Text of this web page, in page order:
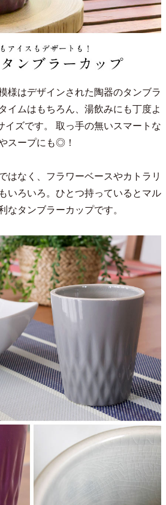
様はデザインされた陶器のタンブラ
イムはもちろん、湯飲みにも丁度よ
イズです。 取っ手の無いスマートな
スープにも◎！
はなく、フラワーベースやカトラリ
いろいろ。ひとつ持っているとマル
なタンブラーカップです。